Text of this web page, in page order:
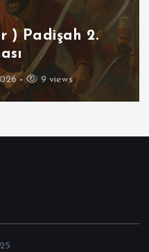
Yeniden
9 views